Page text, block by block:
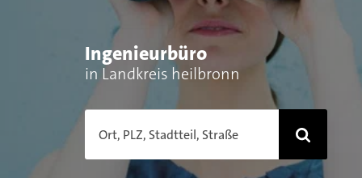
Ingenieurbüro
in Landkreis heilbronn
Ort, PLZ, Stadtteil, Straße